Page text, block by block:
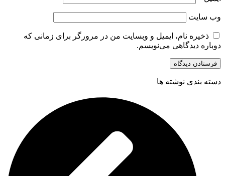
وب‌ سایت
ذخیره نام، ایمیل و وبسایت من در مرورگر برای زمانی که
دوباره دیدگاهی می‌نویسم.
دسته بندی نوشته ها